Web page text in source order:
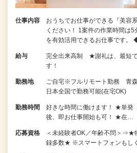
仕事内容
おうちでお仕事ができる『美容
ください！ 1案件の作業時間は
を有効活用できるお仕事です
給与
完全出来高制 ★謝礼は、最短で
す！
勤務地
ご自宅※フルリモート勤務 青
日本全国で勤務可能(在宅OK)
勤務時間
好きな時間に働けます！ ★単発
後、即お仕事開始も可！ ★在…
応募資格
＜未経験者OK／年齢不問＞⇒★
録多数★ ※スマートフォンもし